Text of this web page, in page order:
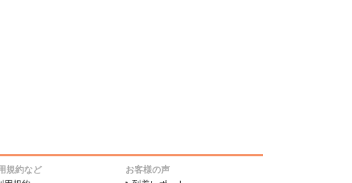
規約など
お客様の声